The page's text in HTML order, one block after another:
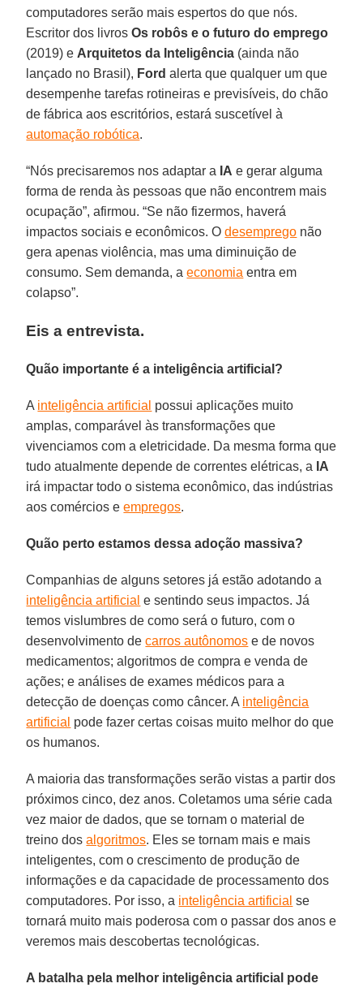
computadores serão mais espertos do que nós.
Escritor dos livrosOs robôs e o futuro do emprego
(2019) e Arquitetos da Inteligência (ainda não
lançado no Brasil), Ford alerta que qualquer um que
desempenhe tarefas rotineiras e previsíveis, do chão
de fábrica aos escritórios, estará suscetível à
automação robótica.
“Nós precisaremos nos adaptar a IA e gerar alguma
forma de renda às pessoas que não encontrem mais
ocupação”, afirmou. “Se não fizermos, haverá
impactos sociais e econômicos. Odesemprego não
gera apenas violência, mas uma diminuição de
consumo. Sem demanda, aeconomia entra em
colapso”.
Eis a entrevista.
Quão importante é a inteligência artificial?
A inteligência artificial possui aplicações muito
amplas, comparável às transformações que
vivenciamos com a eletricidade. Da mesma forma que
tudo atualmente depende de correntes elétricas, a IA
irá impactar todo o sistema econômico, das indústrias
aos comércios eempregos.
Quão perto estamos dessa adoção massiva?
Companhias de alguns setores já estão adotando a
inteligência artificial e sentindo seus impactos. Já
temos vislumbres de como será o futuro, com o
desenvolvimento decarros autônomos e de novos
medicamentos; algoritmos de compra e venda de
ações; e análises de exames médicos para a
detecção de doenças como câncer. A inteligência
artificial pode fazer certas coisas muito melhor do que
os humanos.
A maioria das transformações serão vistas a partir dos
próximos cinco, dez anos. Coletamos uma série cada
vez maior de dados, que se tornam o material de
treino dosalgoritmos. Eles se tornam mais e mais
inteligentes, com o crescimento de produção de
informações e da capacidade de processamento dos
computadores. Por isso, a inteligência artificial se
tornará muito mais poderosa com o passar dos anos e
veremos mais descobertas tecnológicas.
A batalha pela melhor inteligência artificial pode